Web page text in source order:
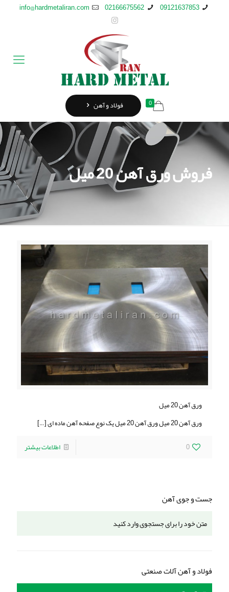
09121637853
02166675562
info@hardmetaliran.com
0 فولاد و آهن
فروش ورق آهن 20 میل
ورق آهن 20 میل
ورق آهن 20 میل ورق آهن 20 میل یک نوع صفحه آهن ماده ای
[…]
0
اطلاعات بیشتر
جست و جوی آهن
فولاد و آهن آلات صنعتی